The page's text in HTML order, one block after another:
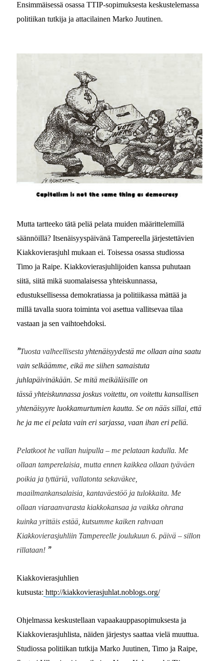
Ensimmäisessä osassa TTIP-sopimuksesta keskustelemassa
politiikan tutkija ja attacilainen Marko Juutinen.
Mutta tartteeko tätä peliä pelata muiden määrittelemillä
säännöillä? Itsenäisyyspäivänä Tampereella järjestettävien
Kiakkovierasjuhl mukaan ei. Toisessa osassa studiossa
Timo ja Raipe. Kiakkovierasjuhlijoiden kanssa puhutaan
siitä, siitä mikä suomalaisessa yhteiskunnassa,
edustuksellisessa demokratiassa ja politiikassa mättää ja
millä tavalla suora toiminta voi asettua vallitsevaa tilaa
vastaan ja sen vaihtoehdoksi.
”Tuosta valheellisestayhtenäisyydestä me ollaan aina saatu
vain selkäämme, eikä me siihen samaistuta
juhlapäivinäkään. Se mitä meikäläisille on
tässäyhteiskunnassa joskus voitettu, on voitettu kansallisen
yhtenäisyyre luokkamurtumien kautta. Se on nääs sillai, että
he ja me ei pelata vain eri sarjassa, vaan ihan eri peliä.
Pelatkoot he vallan huipulla – me pelataan kadulla. Me
ollaan tamperelaisia, mutta ennen kaikkea ollaan tyäväen
poikia ja tyttäriä, vallatonta sekaväkee,
maailmankansalaisia, kantaväestöö ja tulokkaita. Me
ollaan viaraanvarasta kiakkokansaa ja vaikka ohrana
kuinka yrittäis estää, kutsumme kaiken rahvaan
Kiakkovierasjuhliin Tampereelle joulukuun 6. päivä – sillon
rillataan! ”
Kiakkovierasjuhlien
kutsusta: http://kiakkovierasjuhlat.noblogs.org/
Ohjelmassa keskustellaan vapaakauppasopimuksesta ja
Kiakkovierasjuhlista, näiden järjestys saattaa vielä muuttua.
Studiossa politiikan tutkija Marko Juutinen, Timo ja Raipe,